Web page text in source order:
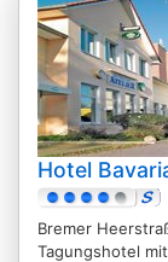
Hotel
Bremer
Tagungshotel